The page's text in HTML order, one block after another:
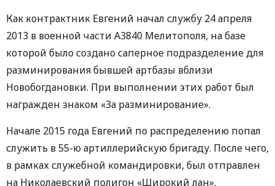
Как контрактник Евгений начал службу 24 апреля
2013 в военной части А3840 Мелитополя, на базе
которой было создано саперное подразделение для
разминирования бывшей артбазы вблизи
Новобогдановки. При выполнении этих работ был
награжден знаком «За разминирование».
Начале 2015 года Евгений по распределению попал
служить в 55-ю артиллерийскую бригаду. После чего,
в рамках служебной командировки, был отправлен
на Николаевский полигон «Широкий лан».